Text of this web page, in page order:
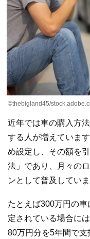
©thebigland45/
近年では車の購入方
する人が増えていま
め設定し、その額を
法」であり、月々の
ンとして普及していま
たとえば300万円の
定されている場合に
80万円分を5年間で